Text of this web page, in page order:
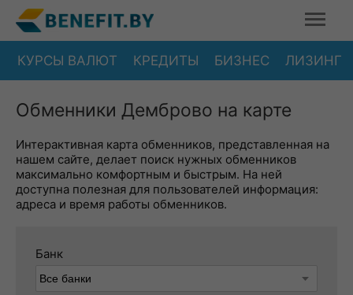
КУРСЫ ВАЛЮТ КРЕДИТЫ БИЗНЕС ЛИЗИНГ
Обменники Демброво на карте
Интерактивная карта обменников, представленная на
нашем сайте, делает поиск нужных обменников
максимально комфортным и быстрым. На ней
доступна полезная для пользователей информация:
адреса и время работы обменников.
Банк